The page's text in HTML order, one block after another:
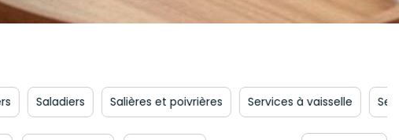
Saladiers Salières et poivrières Services à vaisselle Sets